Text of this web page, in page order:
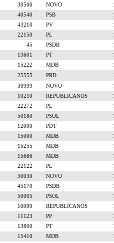
30500 NOVO
40540 PSB
43210 PV
22150 PL
45 PSDB
13601 PT
15222 MDB
25555 PRD
30999 NOVO
10210 REPUBLICANOS
22272 PL
50180 PSOL
12000 PDT
15000 MDB
15255 MDB
15686 MDB
22122 PL
30030 NOVO
45170 PSDB
50005 PSOL
10999 REPUBLICANOS
11123 PP
13800 PT
15410 MDB